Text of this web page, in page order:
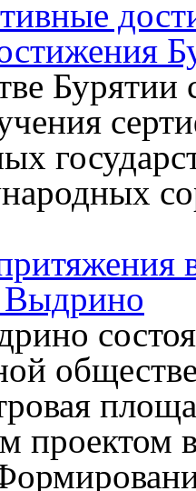
Бурятии
Выдрино
проектом